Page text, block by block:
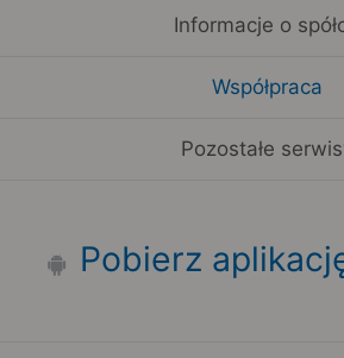
Informacje o
Współpraca
Pozostałe
Pobierz